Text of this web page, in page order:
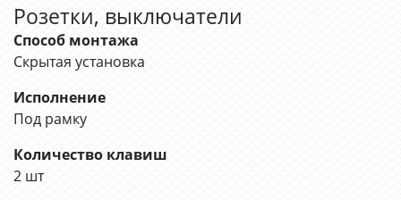
Розетки, выключатели
Способ монтажа
Скрытая установка
Исполнение
Под рамку
Количество клавиш
2 шт